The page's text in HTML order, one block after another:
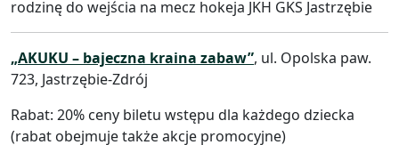
rodzinę do wejścia na mecz hokeja JKH GKS Jastrzębie
„AKUKU – bajeczna kraina zabaw”, ul. Opolska paw.
723, Jastrzębie-Zdrój
Rabat: 20% ceny biletu wstępu dla każdego dziecka
(rabat obejmuje także akcje promocyjne)